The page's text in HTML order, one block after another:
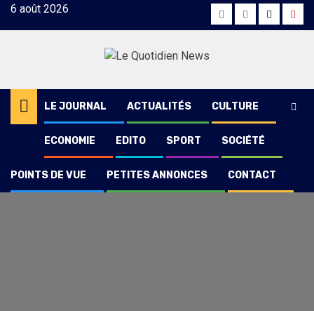
Skip6 août 2026 FacebookInstagram
Twitter
LE JOURNAL ACTUALITÉS CULTURE
ECONOMIE EDITO SPORT SOCIÉTÉ
POINTS DE VUE PETITES ANNONCES CONTACT